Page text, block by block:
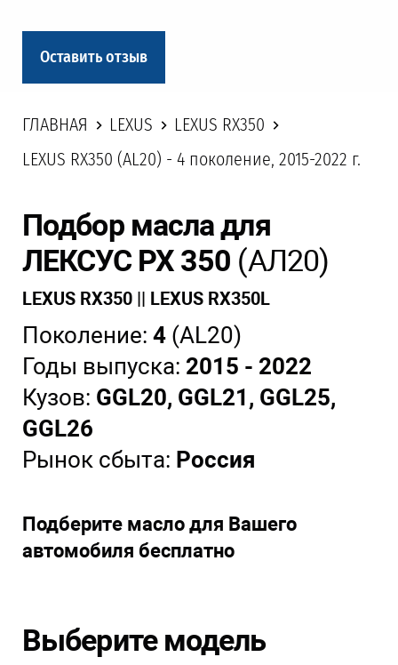
Оставить отзыв
ГЛАВНАЯ LEXUS
LEXUS RX350
LEXUS RX350 (AL20) - 4 поколение, 2015-2022 г.
Подбор масла для
ЛЕКСУС РХ 350 (АЛ20)
LEXUS RX350 || LEXUS RX350L
Поколение: 4 (AL20)
Годы выпуска: 2015 - 2022
Кузов: GGL20, GGL21, GGL25,
GGL26
Рынок сбыта: Россия
Подберите масло для Вашего
автомобиля бесплатно
Выберите модель